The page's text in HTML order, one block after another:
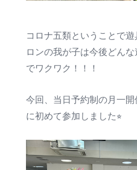
コロナ五類ということで
ロンの我が子は今後どん
でワクワク！！！
今回、当日予約制の月一開
に初めて参加しました⭐︎